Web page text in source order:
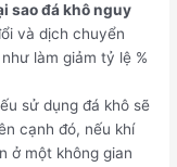
sao đá khô nguy
và dịch chuyển
làm giảm tỷ lệ %
sử dụng đá khô sẽ
cạnh đó, nếu khí
ở một không gian